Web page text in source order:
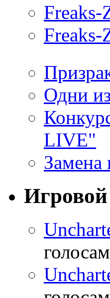
Одни
LIVE"
Замена
голосам